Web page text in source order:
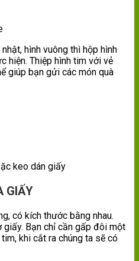
hình vuông thì hộp hình
hiện. Thiệp hình tim với vẻ
giúp bạn gửi các món quà
keo dán giấy
GIẤY
có kích thước bằng nhau.
giấy. Bạn chỉ cần gấp đôi một
khi cắt ra chúng ta sẽ có